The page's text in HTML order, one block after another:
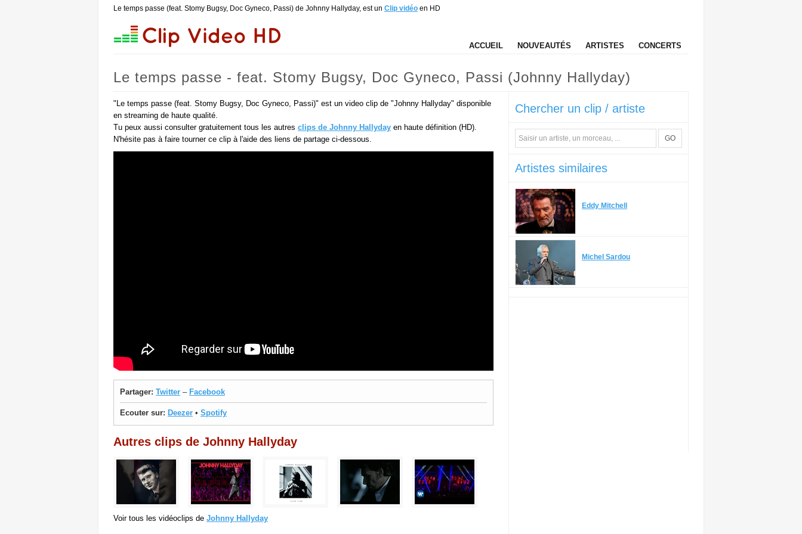
Le temps passe (feat. Stomy Bugsy, Doc Gyneco, Passi) de Johnny Hallyday, est un Clip vidéo en HD
ACCUEIL NOUVEAUTÉS ARTISTES CONCERTS
Le temps passe - feat. Stomy Bugsy, Doc Gyneco, Passi (Johnny Hallyday)
"Le temps passe (feat. Stomy Bugsy, Doc Gyneco, Passi)" est un video clip de "Johnny Hallyday" disponible
en streaming de haute qualité.
Tu peux aussi consulter gratuitement tous les autres clips de Johnny Hallyday en haute définition (HD).
N'hésite pas à faire tourner ce clip à l'aide des liens de partage ci-dessous.
Partager: Twitter – Facebook
Ecouter sur: Deezer • Spotify
Autres clips de Johnny Hallyday
Voir tous les vidéoclips de Johnny Hallyday
Chercher un clip / artiste
GO
Artistes similaires
Eddy Mitchell
Michel Sardou